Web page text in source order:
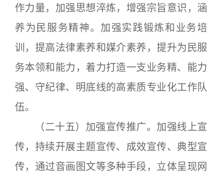
作力量，加强思想淬炼，增强宗旨意识，涵
养为民服务精神。加强实践锻炼和业务培
训，提高法律素养和媒介素养，提升为民服
务本领和能力，着力打造一支业务精、能力
强、守纪律、明底线的高素质专业化工作队
伍。
（二十五）加强宣传推广。加强线上宣
传，持续开展主题宣传、成效宣传、典型宣
传，通过音画图文等多种手段，立体呈现网